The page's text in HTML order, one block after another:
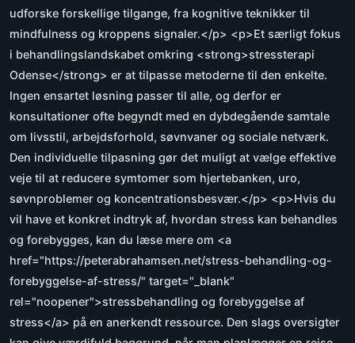
udforske forskellige tilgange, fra kognitive teknikker til
mindfulness og kroppens signaler.</p> <p>Et særligt fokus
i behandlingslandskabet omkring <strong>stressterapi
Odense</strong> er at tilpasse metoderne til den enkelte.
Ingen ensartet løsning passer til alle, og derfor er
konsultationer ofte begyndt med en dybdegående samtale
om livsstil, arbejdsforhold, søvnvaner og sociale netværk.
Den individuelle tilpasning gør det muligt at vælge effektive
veje til at reducere symtomer som hjertebanken, uro,
søvnproblemer og koncentrationsbesvær.</p> <p>Hvis du
vil have et konkret indtryk af, hvordan stress kan behandles
og forebygges, kan du læse mere om <a
href="https://peterabrahamsen.net/stress-behandling-og-
forebyggelse-af-stress/" target="_blank"
rel="noopener">stressbehandling og forebyggelse af
stress</a> på en anerkendt ressource. Den slags oversigter